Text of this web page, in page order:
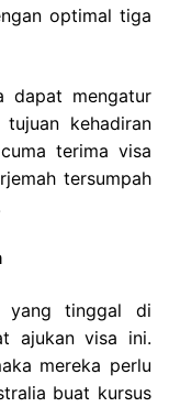
optimal tiga
dapat mengatur
kehadiran
terima visa
tersumpah
yang tinggal di
ajukan visa ini.
mereka perlu
buat kursus